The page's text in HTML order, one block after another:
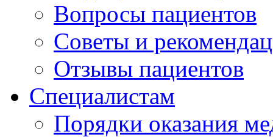
Вопросы пациентов
Советы и
Отзывы пациентов
Специалистам
Порядки оказания